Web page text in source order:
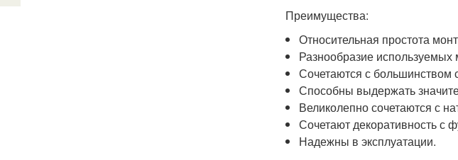
Преимущества:
Относительная простота
Разнообразие используемых
Сочетаются с большинством
Способны выдержать
Великолепно сочетаются с
Сочетают декоративность с
Надежны в эксплуатации.